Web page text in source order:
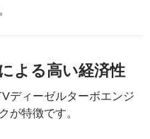
よる高い経済性
ディーゼルターボエンジ
が特徴です。